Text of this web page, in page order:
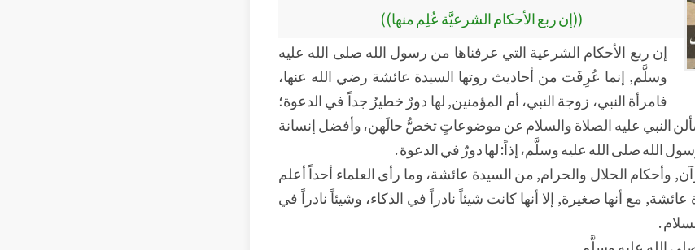
((إن ربع الأحكام الشرعيَّة عُلِم منها))
إن ربع الأحكام الشرعية التي عرفناها من رسول الله صلى الله عليه
وسلَّم, إنما عُرِفَت من أحاديث روتها السيدة عائشة رضي الله عنها،
فامرأة النبي، زوجة النبي، أم المؤمنين, لها دورٌ خطيرٌ جداً في الدعوة؛
النبي عليه الصلاة والسلام عن موضوعاتٍ تخصُّ حالَهن، وأفضل إنسانة
الله صلى الله عليه وسلَّم، إذاً: لها دورٌ في الدعوة .
وأحكام الحلال والحرام, من السيدة عائشة، وما رأى العلماء أحداً أعلم
مع أنها صغيرة, إلا أنها كانت شيئاً نادراً في الذكاء، وشيئاً نادراً في
.
الله عليه وسلَّم